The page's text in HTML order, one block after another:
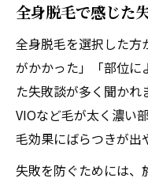
全身脱毛で感じた
全身脱毛を選択した方
がかかった」「部位に
た失敗談が多く聞かれ
VIOなど毛が太く濃い
毛効果にばらつきが出
失敗を防ぐためには、